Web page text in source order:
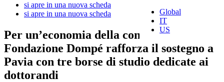
Global
IT
US
si apre in una nuova scheda
si apre in una nuova scheda
Per un’economia della conoscenza:
Fondazione Dompé rafforza il sostegno a
Pavia con tre borse di studio dedicate ai
dottorandi